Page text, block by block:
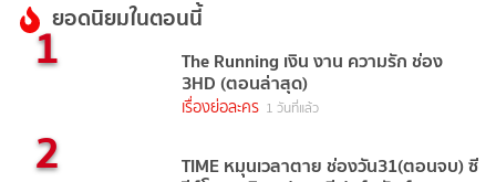
ยอดนิยมในตอนนี้
1 The Running เงิน งาน ความรัก ช่อง
3HD (ตอนล่าสุด)
เรื่องย่อละคร 1 วันที่แล้ว
2 TIME หมุนเวลาตาย ช่องวัน31(ตอนจบ) ซี